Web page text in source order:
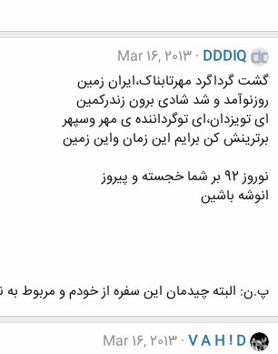
DDDIQ
Mar 16, 2013
گشت گرداگرد مهرتابناک،ایران زمین
روزنوآمد و شد شادی برون زندرکمین
ای تویزدان،ای توگرداننده ی مهر وسپهر
برترینش کن برایم این زمان واین زمین
نوروز 92 بر شما خجسته و پیروز
انوشه باشین
پ.ن: البته چیدمان این سفره از خودم و مربوط به
V A H ! D
Mar 16, 2013